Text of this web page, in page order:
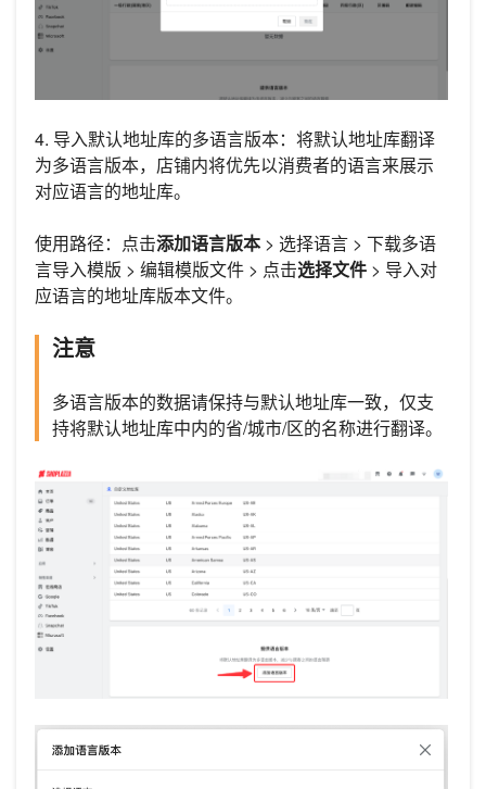
4. 导入默认地址库的多语言版本：将默认地址库翻译
为多语言版本，店铺内将优先以消费者的语言来展示
对应语言的地址库。
使用路径：点击添加语言版本 > 选择语言 > 下载多语
言导入模版 > 编辑模版文件 > 点击选择文件 > 导入对
应语言的地址库版本文件。
注意
多语言版本的数据请保持与默认地址库一致，仅支
持将默认地址库中内的省/城市/区的名称进行翻译。